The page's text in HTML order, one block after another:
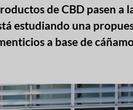
de CBD pasen a
estudiando una
a base de